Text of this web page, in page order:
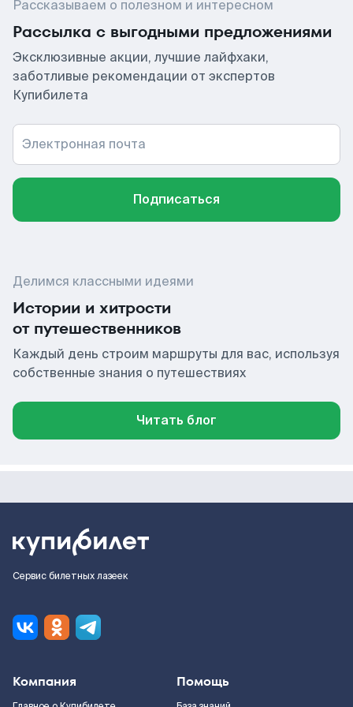
Рассказываем о полезном и интересном
Рассылка с выгодными предложениями
Эксклюзивные акции, лучшие лайфхаки,
заботливые рекомендации от экспертов
Купибилета
Электронная почта
Подписаться
Делимся классными идеями
Истории и хитрости
от путешественников
Каждый день строим маршруты для вас, используя
собственные знания о путешествиях
Читать блог
Сервис билетных лазеек
Компания Помощь